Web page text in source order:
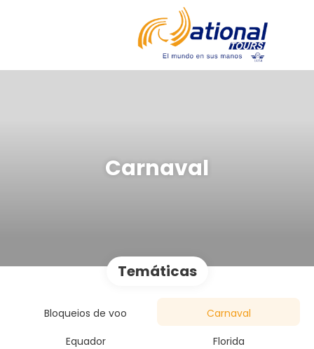
Carnaval
Temáticas
Bloqueios de voo
Carnaval
Equador
Florida